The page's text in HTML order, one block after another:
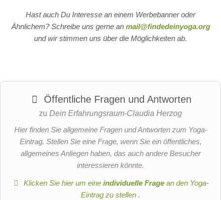
Hast auch Du Interesse an einem Werbebanner oder
Ähnlichem? Schreibe uns gerne an mail@findedeinyoga.org
und wir stimmen uns über die Möglichkeiten ab.
Öffentliche Fragen und Antworten
zu Dein Erfahrungsraum-Claudia Herzog
Hier finden Sie allgemeine Fragen und Antworten zum Yoga-
Eintrag. Stellen Sie eine Frage, wenn Sie ein öffentliches,
allgemeines Anliegen haben, das auch andere Besucher
interessieren könnte.
Klicken Sie hier um eineindividuelle Frage an den Yoga-
Eintrag zu stellen .